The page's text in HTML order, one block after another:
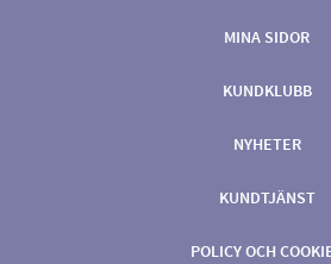
MINA SIDOR
KUNDKLUBB
NYHETER
KUNDTJÄNST
POLICY OCH